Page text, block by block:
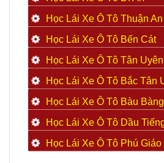
Học Lái Xe Ô Tô Thuận An
Học Lái Xe Ô Tô Bến Cát
Học Lái Xe Ô Tô Tân Uyên
Học Lái Xe Ô Tô Bắc Tân
Học Lái Xe Ô Tô Bàu Bàng
Học Lái Xe Ô Tô Dầu
Học Lái Xe Ô Tô Phú Giáo